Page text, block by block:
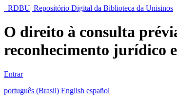
RDBU| Repositório Digital da Biblioteca da Unisinos
O direito à consulta
reconhecimento jurídico
Entrar
português (Brasil) English español